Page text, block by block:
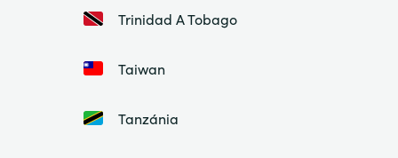
Trinidad A Tobago
Taiwan
Tanzánia